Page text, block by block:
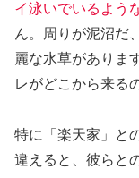
イ泳いでいるよう
ん。周りが泥沼だ
麗な水草がありま
レがどこから来る
特に「楽天家」と
違えると、彼らと